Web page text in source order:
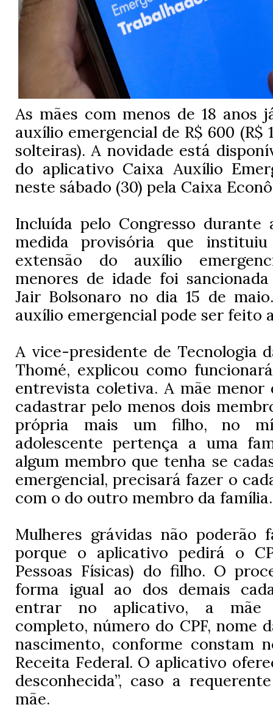
As mães com menos de 18 anos
auxílio emergencial de R$ 600 (R$
solteiras). A novidade está
do aplicativo Caixa Auxílio
neste sábado (30) pela Caixa
Incluída pelo Congresso
medida provisória que
extensão do auxílio
menores de idade foi
Jair Bolsonaro no dia 15 de
auxílio emergencial pode ser feito
A vice-presidente de Tecnologia
Thomé, explicou como
entrevista coletiva. A mãe menor
cadastrar pelo menos dois
própria mais um filho, no
adolescente pertença a uma
algum membro que tenha se
emergencial, precisará fazer o
com o do outro membro da família.
Mulheres grávidas não poderão
porque o aplicativo pedirá o
Pessoas Físicas) do filho. O
forma igual ao dos demais
entrar no aplicativo, a mãe
completo, número do CPF, nome
nascimento, conforme constam
Receita Federal. O aplicativo
desconhecida”, caso a
mãe.